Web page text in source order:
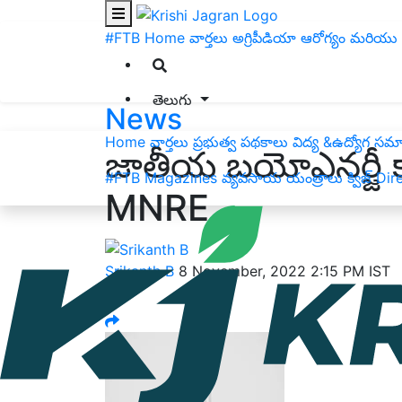
#FTB Home వార్తలు అగ్రిపీడియా ఆరోగ్యం మరియు
తెలుగు
Home వార్తలు ప్రభుత్వ పథకాలు విద్య &ఉద్యోగ
#FTB Magazines వ్యవసాయ యంత్రాలుక్విజ్
News
జాతీయ బ‌యోఎన‌ర్జీ
MNRE...
Srikanth B 8 November, 2022 2:15 PM IST